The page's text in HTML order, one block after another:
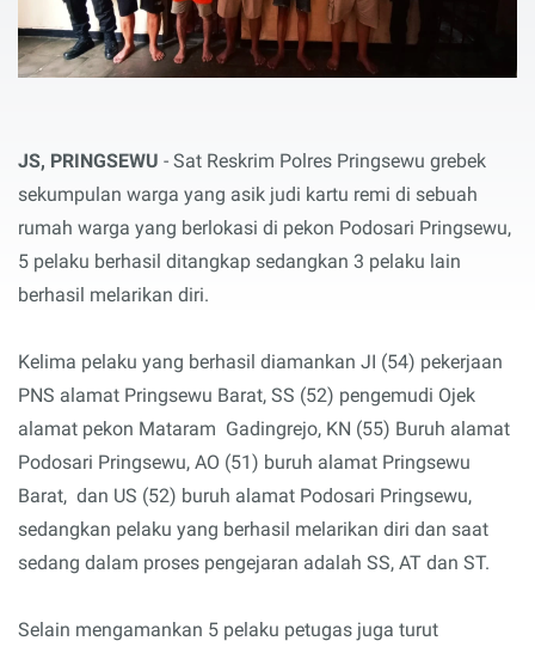
JS, PRINGSEWU - Sat Reskrim Polres Pringsewu grebek
sekumpulan warga yang asik judi kartu remi di sebuah
rumah warga yang berlokasi di pekon Podosari Pringsewu,
5 pelaku berhasil ditangkap sedangkan 3 pelaku lain
berhasil melarikan diri.
Kelima pelaku yang berhasil diamankan JI (54) pekerjaan
PNS alamat Pringsewu Barat, SS (52) pengemudi Ojek
alamat pekon Mataram Gadingrejo, KN (55) Buruh alamat
Podosari Pringsewu, AO (51) buruh alamat Pringsewu
Barat, dan US (52) buruh alamat Podosari Pringsewu,
sedangkan pelaku yang berhasil melarikan diri dan saat
sedang dalam proses pengejaran adalah SS, AT dan ST.
Selain mengamankan 5 pelaku petugas juga turut